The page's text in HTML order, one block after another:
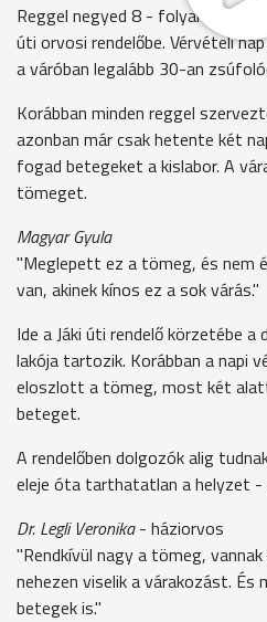
Reggel negyed 8 - folyamatosan
úti orvosi rendelőbe. Vérvételi
a váróban legalább 30-an
Korábban minden reggel
azonban már csak hetente két
fogad betegeket a kislabor. A
tömeget.
Magyar Gyula
"Meglepett ez a tömeg, és nem
van, akinek kínos ez a sok várás."
Ide a Jáki úti rendelő körzetébe
lakója tartozik. Korábban a napi
eloszlott a tömeg, most két
beteget.
A rendelőben dolgozók alig
eleje óta tarthatatlan a helyzet -
Dr. Legli Veronika- háziorvos
"Rendkívül nagy a tömeg,
nehezen viselik a várakozást. És
betegek is."